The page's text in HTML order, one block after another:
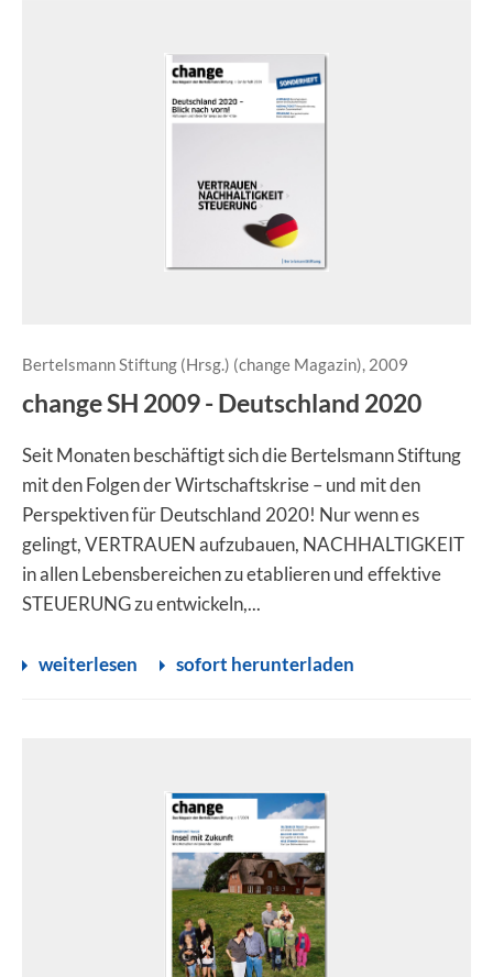
Bertelsmann Stiftung (Hrsg.) (change Magazin), 2009
change SH 2009 - Deutschland 2020
Seit Monaten beschäftigt sich die Bertelsmann Stiftung
mit den Folgen der Wirtschaftskrise – und mit den
Perspektiven für Deutschland 2020! Nur wenn es
gelingt, VERTRAUEN aufzubauen, NACHHALTIGKEIT
in allen Lebensbereichen zu etablieren und effektive
STEUERUNG zu entwickeln,...
weiterlesen sofort herunterladen